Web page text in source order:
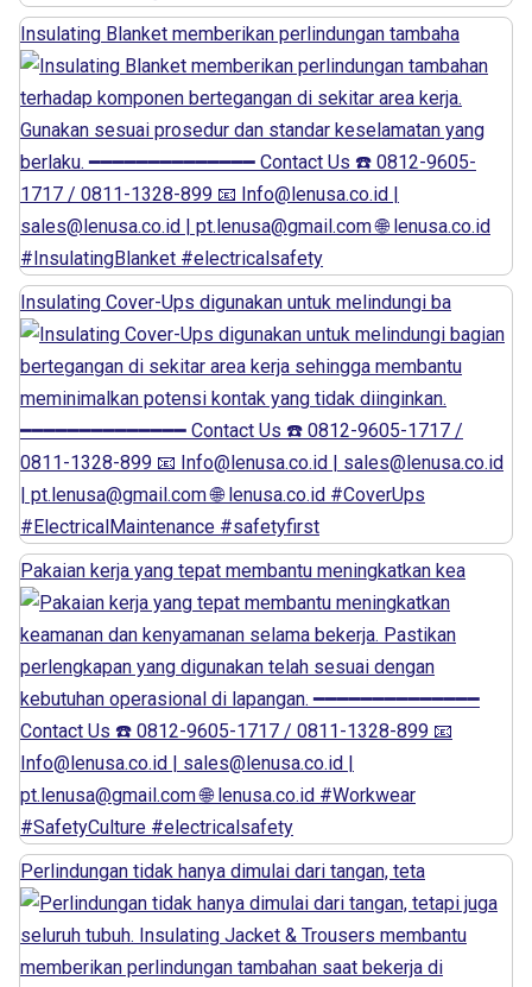
Insulating Blanket memberikan perlindungan tambaha
Insulating Cover-Ups digunakan untuk melindungi ba
Pakaian kerja yang tepat membantu meningkatkan kea
Perlindungan tidak hanya dimulai dari tangan, teta